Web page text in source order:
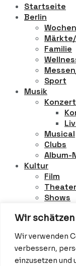
Wir
Wir verwenden
verbessern,
einzusetzen und
Startseite
Berlin
Familie
Sport
Musik
Musical
Clubs
Album-
Kultur
Film
Theater
Shows
Museen
Red Carpet
Awards